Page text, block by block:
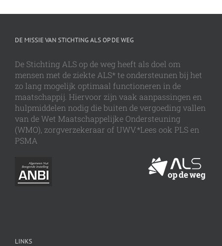
DE MISSIE VAN STICHTING ALS OP DE WEG
De Stichting ALS op de weg heeft als doel om
mensen met de ziekte ALS* te ondersteunen bij het
zo lang mogelijk optimaal functioneren in de
maatschappij. Hiervoor zijn vaak aanpassingen en
hulpmiddelen nodig die buiten de vergoeding vallen
van de Wet Maatschappelijke Ondersteuning
(WMO), zorgverzekeraar of UWV.*Lees ook PLS en
PSMA
LINKS